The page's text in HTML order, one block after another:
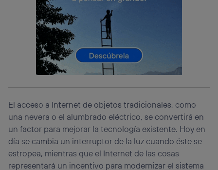
El acceso a Internet de objetos tradicionales, como
una nevera o el alumbrado eléctrico, se convertirá en
un factor para mejorar la tecnología existente. Hoy en
día se cambia un interruptor de la luz cuando éste se
estropea, mientras que el Internet de las cosas
representará un incentivo para modernizar el sistema
consienta el uso de la tecnología recibirá el mismo
identificador. Típicamente:
Si utilizas unaconexión de banda ancha
el marketing o análisis se realizará en función de las
actividades de navegación de los miembros del hogar
que hayan dado su consentimiento.
Si utilizasdatos móviles, el marketing será más
navegación del usuario del móvil.
Puedes gestionar los consentimientos Utiq seleccionando
“Administrar Utiq” en la parte inferior de esta página web o
visitando el portal de privacidad de Utiq
(“consenthub”). Para más información, consulta
la política de privacidad de Utiq .